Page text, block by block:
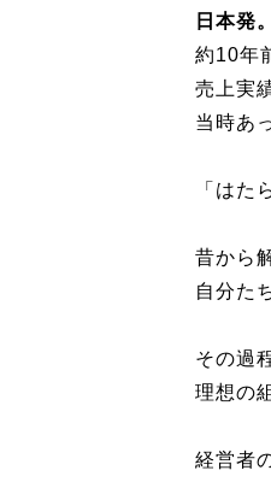
日本発。
約10年
売上実
当時あ
「はた
昔から
自分た
その過
理想の
経営者